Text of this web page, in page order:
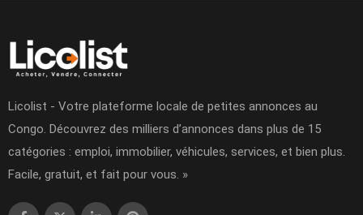
Licolist - Votre plateforme locale de petites annonces au
Congo. Découvrez des milliers d’annonces dans plus de 15
catégories : emploi, immobilier, véhicules, services, et bien plus.
Facile, gratuit, et fait pour vous. »